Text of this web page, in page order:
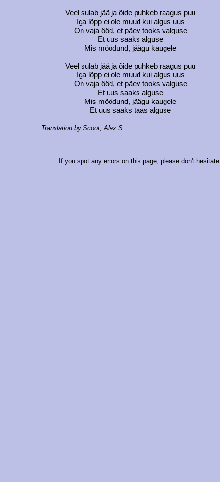
Veel sulab jää ja õide puhkeb raagus puu
Iga lõpp ei ole muud kui algus uus
On vaja ööd, et päev tooks valguse
Et uus saaks alguse
Mis möödund, jäägu kaugele
Veel sulab jää ja õide puhkeb raagus puu
Iga lõpp ei ole muud kui algus uus
On vaja ööd, et päev tooks valguse
Et uus saaks alguse
Mis möödund, jäägu kaugele
Et uus saaks taas alguse
Translation by Scoot, Alex S..
If you spot any errors on this page, please don't